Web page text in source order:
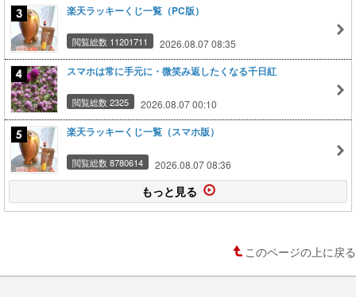
楽天ラッキーくじ一覧（PC版）
閲覧総数 11201711 2026.08.07 08:35
スマホは常に手元に・微笑み返したくなる千日紅
閲覧総数 2325 2026.08.07 00:10
楽天ラッキーくじ一覧（スマホ版）
閲覧総数 8780614 2026.08.07 08:36
もっと見る
このページの上に戻る